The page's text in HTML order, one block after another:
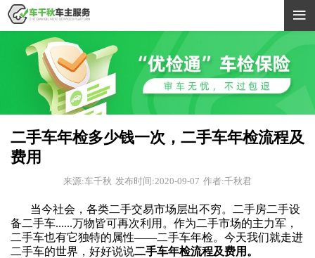

二手车年检多少钱一次，二手车年检流程及
费用
来源:车千秋 发布时间:2020-09-07 作者:千秋君
当今社会，各类二手交易市场层出不穷。二手房二手设
备二手车......万物皆可再次利用。作为二手市场的主力军，
二手车也有它独特的属性——二手车年检。今天我们就走进
二手车的世界，好好说说二手车年检流程及费用。